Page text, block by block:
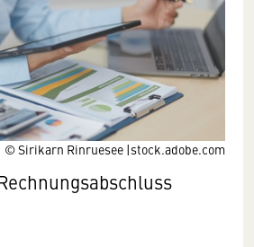
© Sirikarn Rinruesee |stock.adobe.com